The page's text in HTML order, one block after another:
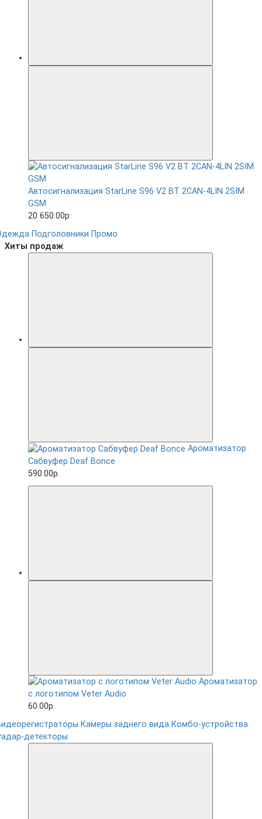
Автосигнализация StarLine S96 V2 BT 2CAN-4LIN 2SIM
GSM
20 650.00р.
Подголовники Промо
Хиты продаж
Ароматизатор
Сабвуфер Deaf Bonce
590.00р.
Ароматизатор
с логотипом Veter Audio
60.00р.
Камеры заднего вида Комбо-устройства
детекторы